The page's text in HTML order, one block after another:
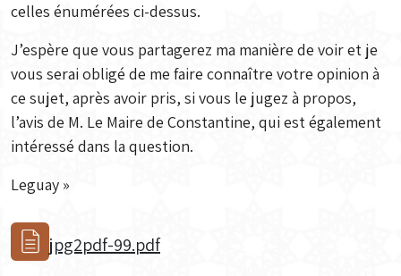
celles énumérées ci-dessus.
J’espère que vous partagerez ma manière de voir et je
vous serai obligé de me faire connaître votre opinion à
ce sujet, après avoir pris, si vous le jugez à propos,
l’avis de M. Le Maire de Constantine, qui est également
intéressé dans la question.
Leguay »
jpg2pdf-99.pdf